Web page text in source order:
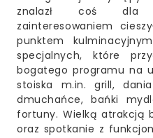
znalazł coś dla
zainteresowaniem
punktem
specjalnych, które
bogatego programu na
stoiska m.in. grill,
dmuchańce, bańki
fortuny. Wielką atrakcją
oraz spotkanie z